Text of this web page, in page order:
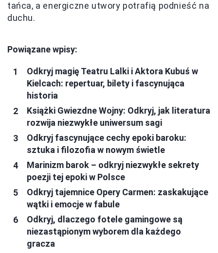
tańca, a energiczne utwory potrafią podnieść na
duchu.
Powiązane wpisy:
Odkryj magię Teatru Lalki i Aktora Kubuś w
Kielcach: repertuar, bilety i fascynująca
historia
Książki Gwiezdne Wojny: Odkryj, jak literatura
rozwija niezwykłe uniwersum sagi
Odkryj fascynujące cechy epoki baroku:
sztuka i filozofia w nowym świetle
Marinizm barok – odkryj niezwykłe sekrety
poezji tej epoki w Polsce
Odkryj tajemnice Opery Carmen: zaskakujące
wątki i emocje w fabule
Odkryj, dlaczego fotele gamingowe są
niezastąpionym wyborem dla każdego
gracza